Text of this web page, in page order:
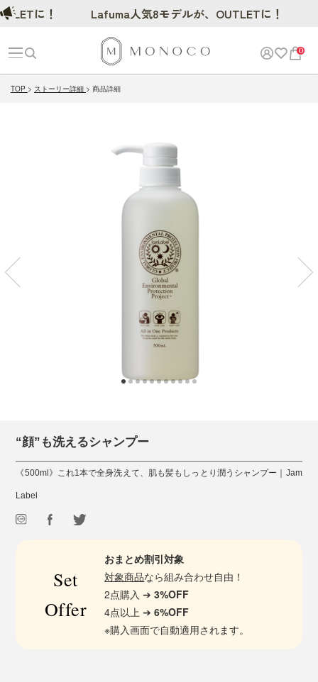
0
TOP ストーリー詳細 商品詳細
“顔”も洗えるシャンプー
《500ml》これ1本で全身洗えて、肌も髪もしっとり潤うシャンプー｜Jam
Label
Set
Offer
おまとめ割引対象
対象商品なら組み合わせ自由！
2点購入 ➔3%OFF
4点以上 ➔6%OFF
※購入画面で自動適用されます。
に！ Lafuma人気8モデルが、OUTLETに！